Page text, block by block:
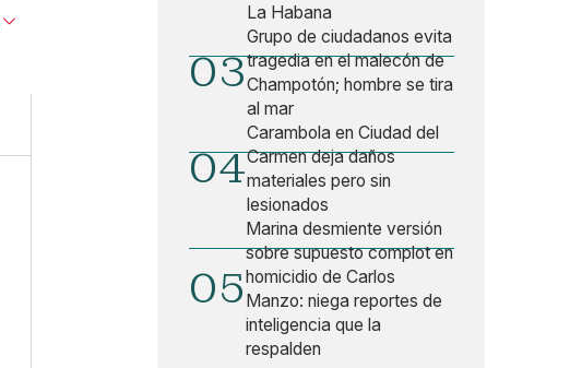
La Habana
03
Grupo de ciudadanos evita
tragedia en el malecón de
Champotón; hombre se tira
al mar
04
Carambola en Ciudad del
Carmen deja daños
materiales pero sin
lesionados
05
Marina desmiente versión
sobre supuesto complot en
homicidio de Carlos
Manzo: niega reportes de
inteligencia que la
respalden